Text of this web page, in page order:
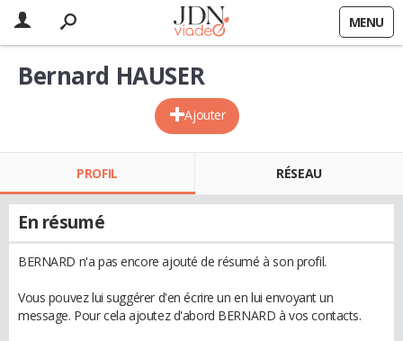
MENU
Ajouter
Bernard HAUSER
PROFIL RÉSEAU
En résumé
BERNARD n'a pas encore ajouté de résumé à son profil.
Vous pouvez lui suggérer d'en écrire un en lui envoyant un
message. Pour cela ajoutez d'abord BERNARD à vos contacts.